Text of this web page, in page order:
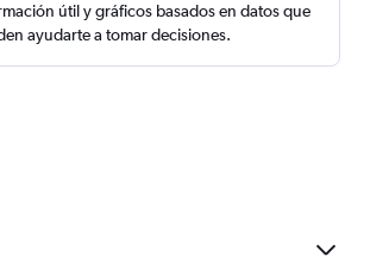
útil y gráficos basados en datos que
ayudarte a tomar decisiones.